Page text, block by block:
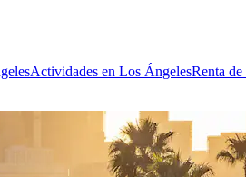
Actividades en Los ÁngelesRenta